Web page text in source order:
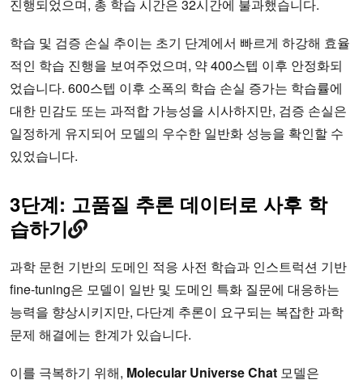
진행되었으며, 총 학습 시간은 32시간에 불과했습니다.
학습 및 검증 손실 추이는 초기 단계에서 빠르게 하강해 효율
적인 학습 진행을 보여주었으며, 약 400스텝 이후 안정화되
었습니다. 600스텝 이후 소폭의 학습 손실 증가는 학습률에
대한 민감도 또는 과적합 가능성을 시사하지만, 검증 손실은
일정하게 유지되어 모델의 우수한 일반화 성능을 확인할 수
있었습니다.
3단계: 고품질 추론 데이터로 사후 학
습하기
과학 문헌 기반의 도메인 적응 사전 학습과 인스트럭션 기반
fine-tuning은 모델이 일반 및 도메인 특화 질문에 대응하는
능력을 향상시키지만, 다단계 추론이 요구되는 복잡한 과학
문제 해결에는 한계가 있습니다.
이를 극복하기 위해, Molecular Universe Chat 모델은